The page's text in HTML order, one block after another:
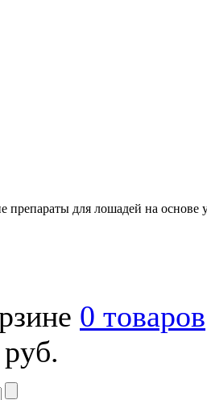
препараты для лошадей на
0 товаров